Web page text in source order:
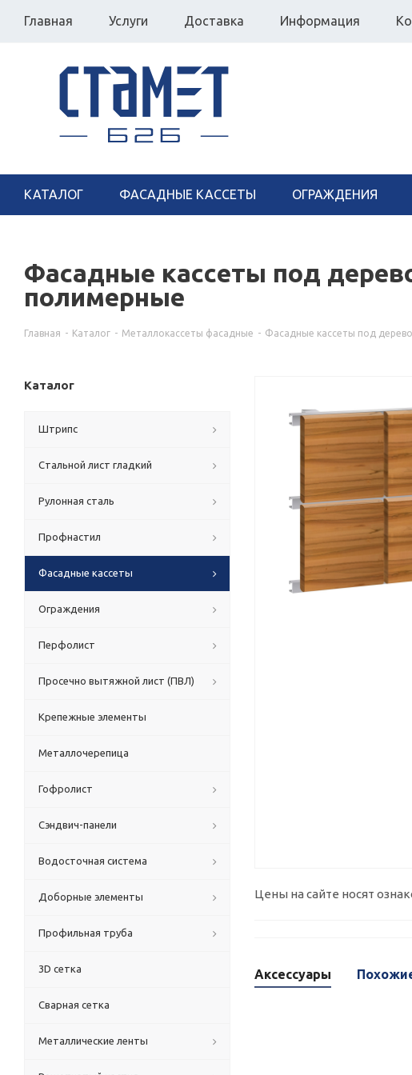
Главная Услуги Доставка Информация
КАТАЛОГ ФАСАДНЫЕ КАССЕТЫ ОГРАЖДЕНИЯ
Фасадные кассеты под
полимерные
Главная - Каталог - Металлокассеты фасадные - Фасадные кассеты под дерево
Цены на сайте носят
Аксессуары
Каталог
Штрипс
Стальной лист гладкий
Рулонная сталь
Профнастил
Фасадные кассеты
Ограждения
Перфолист
Просечно вытяжной лист (ПВЛ)
Крепежные элементы
Металлочерепица
Гофролист
Сэндвич-панели
Водосточная система
Доборные элементы
Профильная труба
3D сетка
Сварная сетка
Металлические ленты